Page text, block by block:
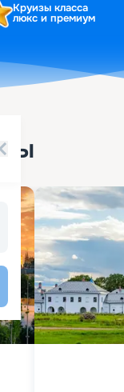
Круизы класса
люкс и премиум